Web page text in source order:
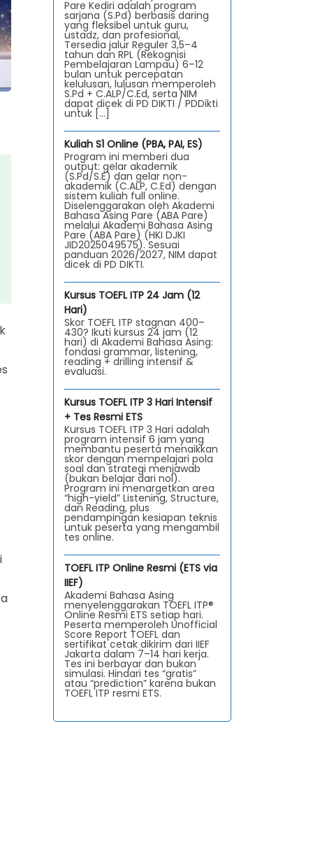
Pare Kediri adalah program
sarjana (S.Pd) berbasis daring
yang fleksibel untuk guru,
ustadz, dan profesional,
Tersedia jalur Reguler 3,5–4
tahun dan RPL (Rekognisi
Pembelajaran Lampau) 6–12
bulan untuk percepatan
kelulusan, lulusan memperoleh
S.Pd + C.ALP/C.Ed, serta NIM
dapat dicek di PD DIKTI / PDDikti
untuk […]
Kuliah S1 Online (PBA, PAI, ES)
Program ini memberi dua
output: gelar akademik
(S.Pd/S.E) dan gelar non-
akademik (C.ALP, C.Ed) dengan
sistem kuliah full online.
Diselenggarakan oleh Akademi
Bahasa Asing Pare (ABA Pare)
melalui Akademi Bahasa Asing
Pare (ABA Pare) (HKI DJKI
JID2025049575). Sesuai
panduan 2026/2027, NIM dapat
dicek di PD DIKTI.
Kursus TOEFL ITP 24 Jam (12
Hari)
Skor TOEFL ITP stagnan 400–
430? Ikuti kursus 24 jam (12
hari) di Akademi Bahasa Asing:
fondasi grammar, listening,
reading + drilling intensif &
evaluasi.
Kursus TOEFL ITP 3 Hari Intensif
+ Tes Resmi ETS
Kursus TOEFL ITP 3 Hari adalah
program intensif 6 jam yang
membantu peserta menaikkan
skor dengan mempelajari pola
soal dan strategi menjawab
(bukan belajar dari nol).
Program ini menargetkan area
“high-yield” Listening, Structure,
dan Reading, plus
pendampingan kesiapan teknis
untuk peserta yang mengambil
tes online.
TOEFL ITP Online Resmi (ETS via
IIEF)
Akademi Bahasa Asing
menyelenggarakan TOEFL ITP®
Online Resmi ETS setiap hari.
Peserta memperoleh Unofficial
Score Report TOEFL dan
sertifikat cetak dikirim dari IIEF
Jakarta dalam 7–14 hari kerja.
Tes ini berbayar dan bukan
simulasi. Hindari tes “gratis”
atau “prediction” karena bukan
TOEFL ITP resmi ETS.